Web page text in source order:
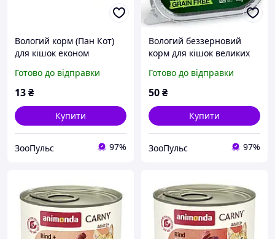
Вологий корм (Пан Кот)
для кішок економ
індичка
Готово до відправки
13₴
Купити
ЗооПульс 97%
Вологий беззерновий
корм для кішок великих
Grain free WET буйвол
100гр*32шт
Готово до відправки
50₴
Купити
ЗооПульс 97%